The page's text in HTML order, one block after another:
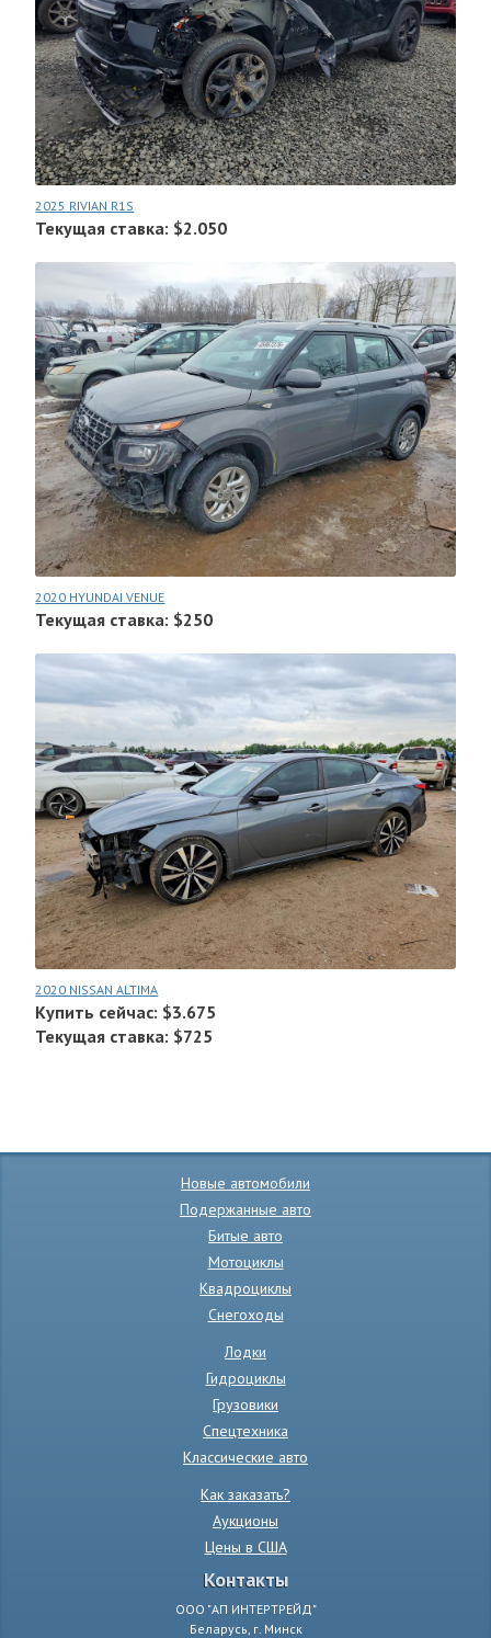
2025 RIVIAN R1S
Текущая ставка: $2.050
2020 HYUNDAI VENUE
Текущая ставка: $250
2020 NISSAN ALTIMA
Купить сейчас: $3.675
Текущая ставка: $725
Новые автомобили
Подержанные авто
Битые авто
Мотоциклы
Квадроциклы
Снегоходы
Лодки
Гидроциклы
Грузовики
Спецтехника
Классические авто
Как заказать?
Аукционы
Цены в США
Контакты
ООО "АП ИНТЕРТРЕЙД"
Беларусь, г. Минск